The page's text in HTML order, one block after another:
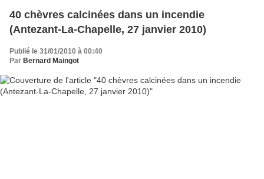
40 chèvres calcinées dans un incendie
(Antezant-La-Chapelle, 27 janvier 2010)
Publié le 31/01/2010 à 00:40
Par Bernard Maingot